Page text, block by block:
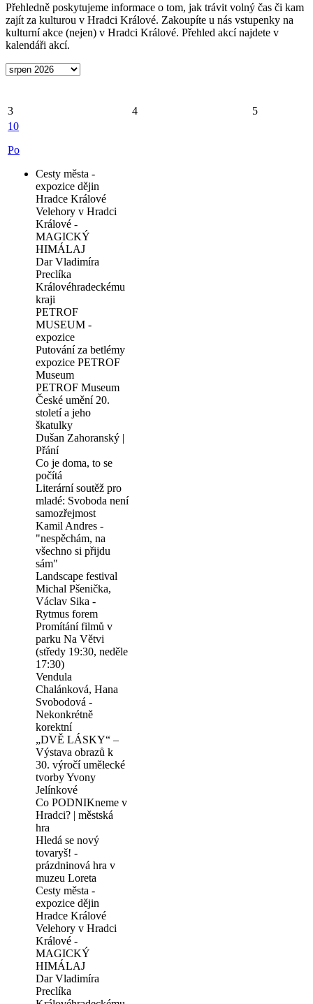
Přehledně poskytujeme informace o tom, jak trávit volný čas či kam
zajít za kulturou v Hradci Králové. Zakoupíte u nás vstupenky na
kulturní akce (nejen) v Hradci Králové. Přehled akcí najdete v
kalendáři akcí.
3 4
5
10
Po
Cesty města -
expozice dějin
Hradce Králové
Velehory v Hradci
Králové -
MAGICKÝ
HIMÁLAJ
Dar Vladimíra
Preclíka
Královéhradeckému
kraji
PETROF
MUSEUM -
expozice
Putování za betlémy
expozice PETROF
Museum
PETROF Museum
České umění 20.
století a jeho
škatulky
Dušan Zahoranský |
Přání
Co je doma, to se
počítá
Literární soutěž pro
mladé: Svoboda není
samozřejmost
Kamil Andres -
"nespěchám, na
všechno si přijdu
sám"
Landscape festival
Michal Pšenička,
Václav Sika -
Rytmus forem
Promítání filmů v
parku Na Větvi
(středy 19:30, neděle
17:30)
Vendula
Chalánková, Hana
Svobodová -
Nekonkrétně
korektní
„DVĚ LÁSKY“ –
Výstava obrazů k
30. výročí umělecké
tvorby Yvony
Jelínkové
Co PODNIKneme v
Hradci? | městská
hra
Hledá se nový
tovaryš! -
prázdninová hra v
muzeu Loreta
Cesty města -
expozice dějin
Hradce Králové
Velehory v Hradci
Králové -
MAGICKÝ
HIMÁLAJ
Dar Vladimíra
Preclíka